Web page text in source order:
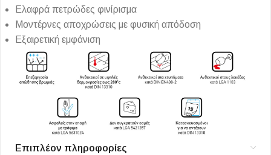
Ελαφρά πετρώδες φινίρισμα
Μοντέρνες αποχρώσεις με φυσική απόδοση
Εξαιρετική εμφάνιση
Επιπλέον πληροφορίες